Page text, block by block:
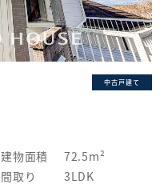
中古戸建て
建物面積
72.5m²
間取り 3LDK